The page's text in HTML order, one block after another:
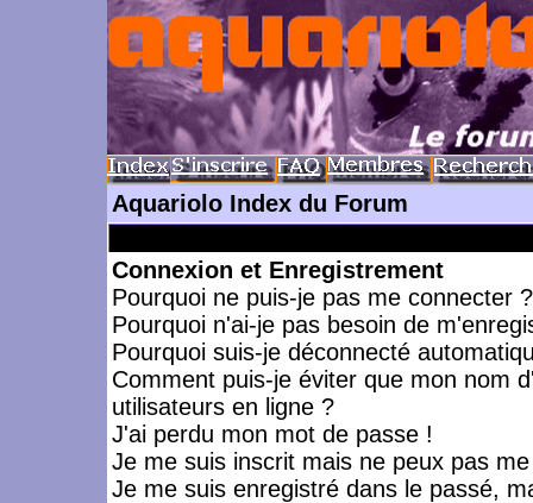
Aquariolo Index du Forum
Connexion et Enregistrement
Pourquoi ne puis-je pas me connecter ?
Pourquoi n'ai-je pas besoin de
Pourquoi suis-je déconnecté
Comment puis-je éviter que mon nom
utilisateurs en ligne ?
J'ai perdu mon mot de passe !
Je me suis inscrit mais ne peux pas
Je me suis enregistré dans le passé,